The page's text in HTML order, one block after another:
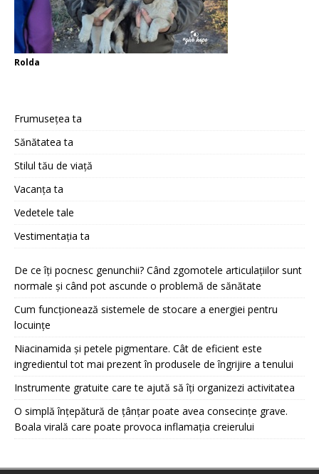
Rolda
Frumusețea ta
Sănătatea ta
Stilul tău de viață
Vacanța ta
Vedetele tale
Vestimentația ta
De ce îți pocnesc genunchii? Când zgomotele articulațiilor sunt
normale și când pot ascunde o problemă de sănătate
Cum funcționează sistemele de stocare a energiei pentru
locuințe
Niacinamida și petele pigmentare. Cât de eficient este
ingredientul tot mai prezent în produsele de îngrijire a tenului
Instrumente gratuite care te ajută să îți organizezi activitatea
O simplă înțepătură de țânțar poate avea consecințe grave.
Boala virală care poate provoca inflamația creierului